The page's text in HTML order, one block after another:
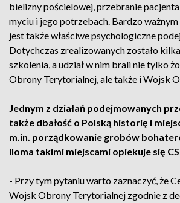
bielizny pościelowej, przebranie
myciu i jego potrzebach. Bardzo
jest także właściwe psychologiczne
Dotychczas zrealizowanych zostało
szkolenia, a udział w nim brali nie tylko
Obrony Terytorialnej, ale także i Wojsk
Jednym z działań podejmowanych
także dbałość o Polską historię i
m.in. porządkowanie grobów
Iloma takimi miejscami opiekuje się
- Przy tym pytaniu warto zaznaczyć, że
Wojsk Obrony Terytorialnej zgodnie z